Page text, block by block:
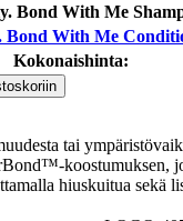
Bond With Me
Bond With Me
Kokonaishinta:
tai
koostumuksen,
hiuskuitua sekä